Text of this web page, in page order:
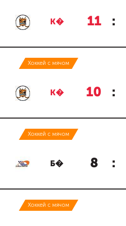
К� 11 :
Хоккей с мячом
К� 10 :
Хоккей с мячом
Б� 8 :
Хоккей с мячом